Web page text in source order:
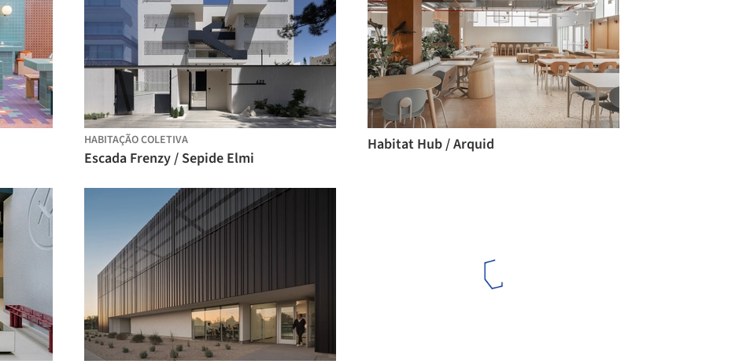
HABITAÇÃO COLETIVA
Escada Frenzy / Sepide Elmi
Habitat Hub / Arquid